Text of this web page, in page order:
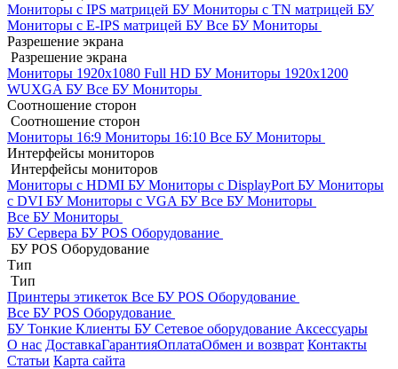
Мониторы с IPS матрицей БУМониторы с TN матрицей БУ
Мониторы с E-IPS матрицей БУВсе БУ Мониторы
Разрешение экрана
Разрешение экрана
Мониторы 1920x1080 Full HD БУМониторы 1920x1200
WUXGA БУВсе БУ Мониторы
Соотношение сторон
Соотношение сторон
Мониторы 16:9 Мониторы 16:10 Все БУ Мониторы
Интерфейсы мониторов
Интерфейсы мониторов
Мониторы с HDMI БУМониторы с DisplayPort БУМониторы
с DVI БУМониторы с VGA БУВсе БУ Мониторы
Все БУ Мониторы
БУ Сервера БУ POS Оборудование
БУ POS Оборудование
Тип
Тип
Принтеры этикеток Все БУ POS Оборудование
Все БУ POS Оборудование
БУ Тонкие Клиенты БУ Сетевое оборудование Аксессуары
О нас ДоставкаГарантияОплатаОбмен и возврат Контакты
Статьи Карта сайта